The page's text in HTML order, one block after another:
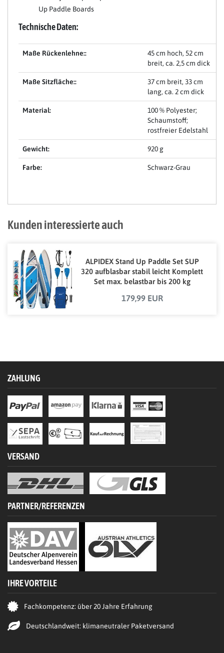
Up Paddle Boards
Technische Daten:
Maße Rückenlehne::
45 cm hoch, 52 cm
breit, ca. 2,5 cm dick
Maße Sitzfläche::
37 cm breit, 33 cm
lang, ca. 2 cm dick
Material:
100 % Polyester;
Schaumstoff;
rostfreier Edelstahl
Gewicht: 920 g
Farbe: Schwarz-Grau
Kunden interessierte auch
ALPIDEX Stand Up Paddle Set SUP
320 aufblasbar stabil leicht Komplett
Set max. belastbar bis 200 kg
179,99 EUR
ZAHLUNG
VERSAND
PARTNER/REFERENZEN
IHRE VORTEILE
Fachkompetenz: über 20 Jahre Erfahrung
Deutschlandweit: klimaneutraler Paketversand